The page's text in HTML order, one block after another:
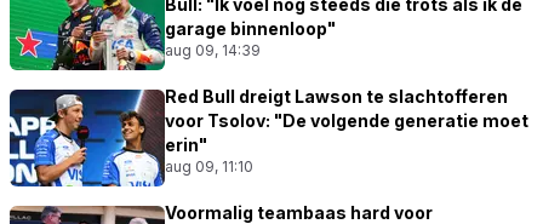
garage binnenloop"
aug 09, 14:39
Red Bull dreigt Lawson te slachtofferen
voor Tsolov: "De volgende generatie moet
erin"
aug 09, 11:10
Voormalig teambaas hard voor